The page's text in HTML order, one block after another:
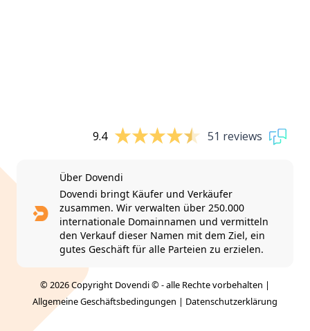
9.4 51 reviews
Über Dovendi
Dovendi bringt Käufer und Verkäufer
zusammen. Wir verwalten über 250.000
internationale Domainnamen und vermitteln
den Verkauf dieser Namen mit dem Ziel, ein
gutes Geschäft für alle Parteien zu erzielen.
© 2026 Copyright Dovendi © - alle Rechte vorbehalten |
Allgemeine Geschäftsbedingungen | Datenschutzerklärung